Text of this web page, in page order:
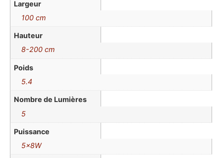
Largeur
100 cm
Hauteur
8-200 cm
Poids
5.4
Nombre de Lumières
5
Puissance
5x8W